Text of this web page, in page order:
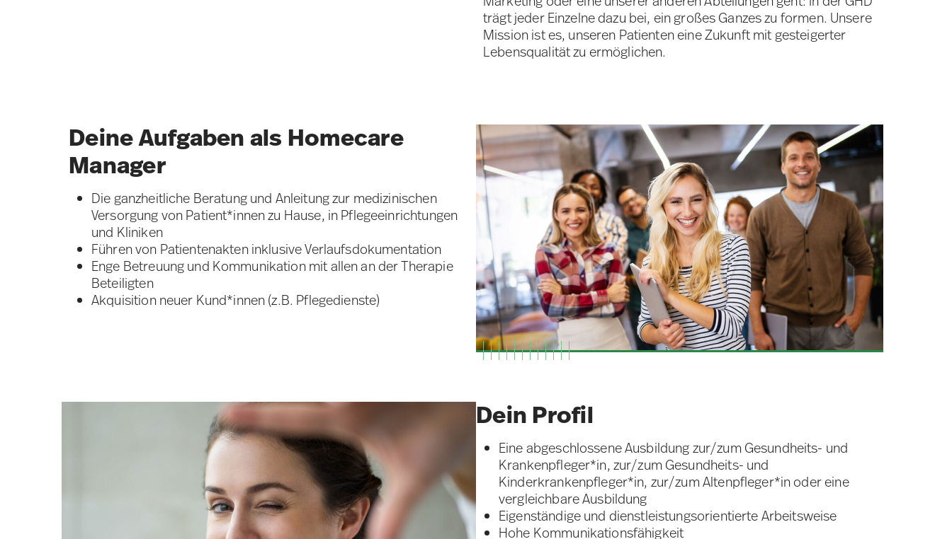
trägt jeder Einzelne dazu bei, ein großes Ganzes zu formen. Unsere
Mission ist es, unseren Patienten eine Zukunft mit gesteigerter
Lebensqualität zu ermöglichen.
Deine Aufgaben als Homecare
Manager
Die ganzheitliche Beratung und Anleitung zur medizinischen
Versorgung von Patient*innen zu Hause, in Pflegeeinrichtungen
und Kliniken
Führen von Patientenakten inklusive Verlaufsdokumentation
Enge Betreuung und Kommunikation mit allen an der Therapie
Beteiligten
Akquisition neuer Kund*innen (z.B. Pflegedienste)
Dein Profil
Eine abgeschlossene Ausbildung zur/zum Gesundheits- und
Krankenpfleger*in, zur/zum Gesundheits- und
Kinderkrankenpfleger*in, zur/zum Altenpfleger*in oder eine
vergleichbare Ausbildung
Eigenständige und dienstleistungsorientierte Arbeitsweise
Hohe Kommunikationsfähigkeit